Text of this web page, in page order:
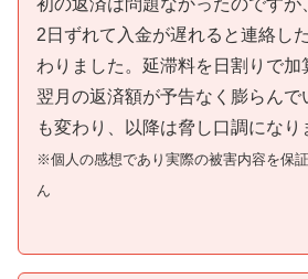
2日ずれて入金が遅れると連絡し
わりました。延滞料を日割りで加
翌月の返済額が予告なく膨らんで
も変わり、以降は脅し口調になり
※個人の感想であり実際の被害内容を保
ん